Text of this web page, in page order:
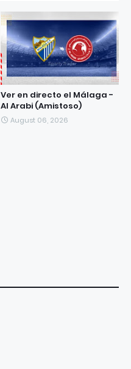
Ver en directo el Málaga -
Al Arabi (Amistoso)
August 06, 2026